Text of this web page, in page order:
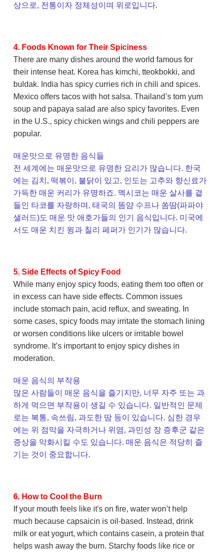
상으로, 전통이자 정체성이며 위로입니다.
4. Foods Known for Their Spiciness
There are many dishes around the world famous for
their intense heat. Korea has kimchi, tteokbokki, and
buldak. India has spicy curries rich in chili and spices.
Mexico offers tacos with hot salsa. Thailand’s tom yum
soup and papaya salad are also spicy favorites. Even
in the U.S., spicy chicken wings and chili peppers are
popular.
매운맛으로 유명한 음식들
전 세계에는 매운맛으로 유명한 요리가 많습니다. 한국
에는 김치, 떡볶이, 불닭이 있고, 인도는 고추와 향신료가
가득한 매운 커리가 유명하죠. 멕시코는 매운 살사를 곁
들인 타코를 자랑하며, 태국의 똠얌 수프나 쏨땀(파파야
샐러드)도 매운 맛 애호가들의 인기 음식입니다. 미국에
서도 매운 치킨 윙과 칠리 페퍼가 인기가 많습니다.
5. Side Effects of Spicy Food
While many enjoy spicy foods, eating them too often or
in excess can have side effects. Common issues
include stomach pain, acid reflux, and sweating. In
some cases, spicy foods may irritate the stomach lining
or worsen conditions like ulcers or irritable bowel
syndrome. It’s important to enjoy spicy dishes in
moderation.
매운 음식의 부작용
많은 사람들이 매운 음식을 즐기지만, 너무 자주 또는 과
하게 먹으면 부작용이 생길 수 있습니다. 일반적인 문제
로는 복통, 속쓰림, 과도한 땀 등이 있습니다. 심한 경우
에는 위 점막을 자극하거나 위염, 과민성 장 증후군 같은
증상을 악화시킬 수도 있습니다. 매운 음식은 적당히 즐
기는 것이 중요합니다.
6. How to Cool the Burn
If your mouth feels like it's on fire, water won’t help
much because capsaicin is oil-based. Instead, drink
milk or eat yogurt, which contains casein, a protein that
helps wash away the burn. Starchy foods like rice or